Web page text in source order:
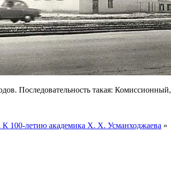
Последовательность такая: Комиссионный,
100-летию академика Х. Х. Усманходжаева »